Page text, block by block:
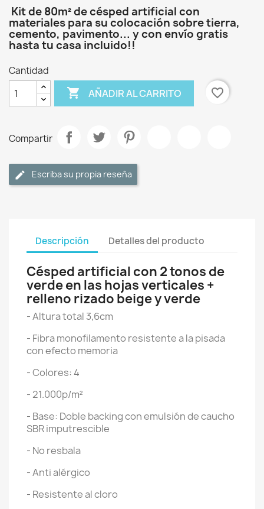
Kit de 80m² de césped artificial con
materiales para su colocación sobre tierra,
cemento, pavimento... y con envío gratis
hasta tu casa incluido!!
Cantidad
 AÑADIR AL CARRITO favorite_border
Compartir
Escriba su propia reseña
Descripción Detalles del producto
Césped artificial con 2 tonos de
verde en las hojas verticales +
relleno rizado beige y verde
- Altura total 3,6cm
- Fibra monofilamento resistente a la pisada
con efecto memoria
- Colores: 4
- 21.000p/m²
- Base: Doble backing con emulsión de caucho
SBR imputrescible
- No resbala
- Anti alérgico
- Resistente al cloro